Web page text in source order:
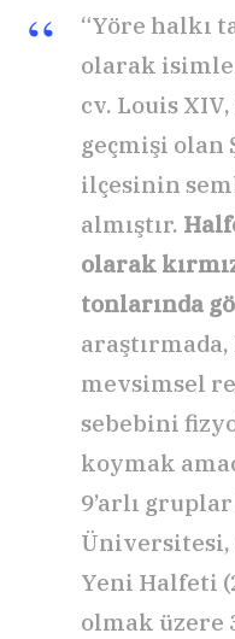
“Yöre halkı
olarak
cv. Louis
geçmişi olan
ilçesinin
almıştır.
olarak
tonlarında
mevsimsel
sebebini
koymak
9’arlı
Üniversitesi,
Yeni Halfeti
olmak üzere